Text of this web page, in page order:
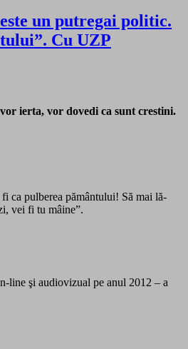
un putregai politic.
Cu UZP
ierta, vor dovedi ca sunt crestini.
fi ca pulberea pământului! Să mai lă­
vei fi tu mâine”.
line şi audiovizual pe anul 2012 – a